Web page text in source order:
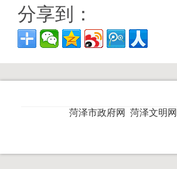
分享到：
菏泽市政府网 菏泽文明网